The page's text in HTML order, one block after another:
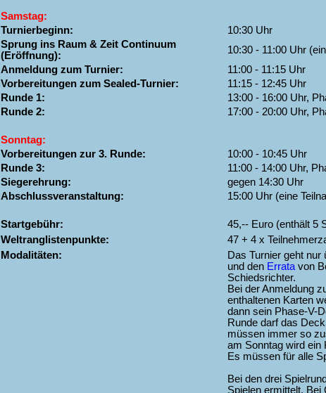
Samstag:
Turnierbeginn:
10:30 Uhr
Sprung ins Raum & Zeit Continuum
(Eröffnung):
10:30 - 11:00 Uhr
Anmeldung zum Turnier:
11:00 - 11:15 Uhr
Vorbereitungen zum Sealed-Turnier:
11:15 - 12:45 Uhr
Runde 1:
13:00 - 16:00 Uhr,
Runde 2:
17:00 - 20:00 Uhr,
Sonntag:
Vorbereitungen zur 3. Runde:
10:00 - 10:45 Uhr
Runde 3:
11:00 - 14:00 Uhr,
Siegerehrung:
gegen 14:30 Uhr
Abschlussveranstaltung:
15:00 Uhr (eine
Startgebühr:
45,-- Euro (enthält 5
Weltranglistenpunkte:
47 + 4 x
Modalitäten:
Das Turnier geht
und den Erratavon
Schiedsrichter.
Bei der Anmeldung
enthaltenen Karten
dann sein Phase-V-
Runde darf das
müssen immer so
am Sonntag wird ein
Es müssen für alle
Bei den drei
Spielen ermittelt.